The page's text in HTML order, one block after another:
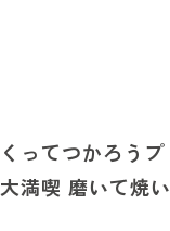
ってつかろうプ
満喫 磨いて焼い